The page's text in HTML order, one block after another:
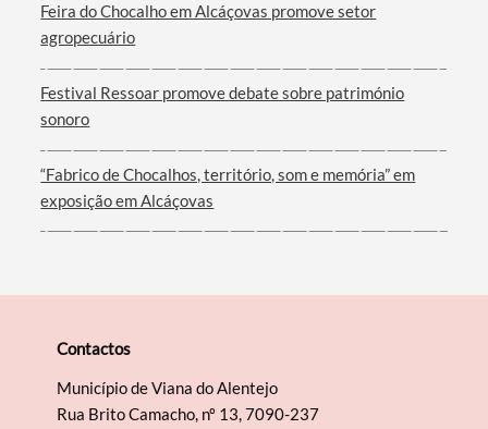
Feira do Chocalho em Alcáçovas promove setor
agropecuário
Festival Ressoar promove debate sobre património
sonoro
“Fabrico de Chocalhos, território, som e memória” em
exposição em Alcáçovas
Contactos
Município de Viana do Alentejo
Rua Brito Camacho, nº 13, 7090-237